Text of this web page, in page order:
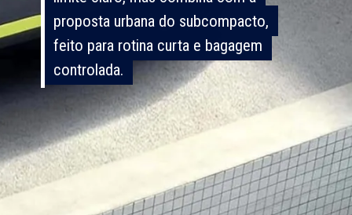
proposta urbana do subcompacto,
feito para rotina curta e bagagem
controlada.
proposta urbana do subcompacto,
feito para rotina curta e bagagem
controlada.